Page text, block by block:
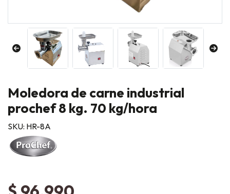
Moledora de carne industrial
prochef 8 kg. 70 kg/hora
SKU: HR-8A